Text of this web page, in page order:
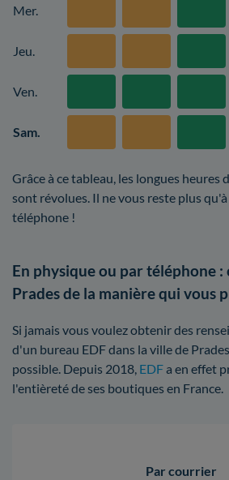
Mer.
Jeu.
Ven.
Sam.
Grâce à ce tableau, les longues
sont révolues. Il ne vous reste plus
téléphone !
En physique ou par téléphone :
Prades de la manière qui vous
Si jamais vous voulez obtenir des
d'un bureau EDF dans la ville de
possible. Depuis 2018, EDFa en effet
l'entièreté de ses boutiques en France.
Par courrier